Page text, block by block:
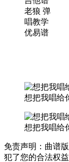
想把我唱给
想把我唱给
免责声明：曲谱
犯了您的合法权